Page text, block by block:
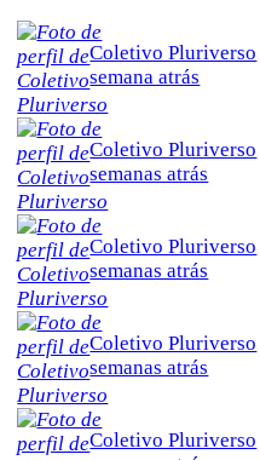
Coletivo Pluriverso
semana atrás
Coletivo Pluriverso
semanas atrás
Coletivo Pluriverso
semanas atrás
Coletivo Pluriverso
semanas atrás
Coletivo Pluriverso